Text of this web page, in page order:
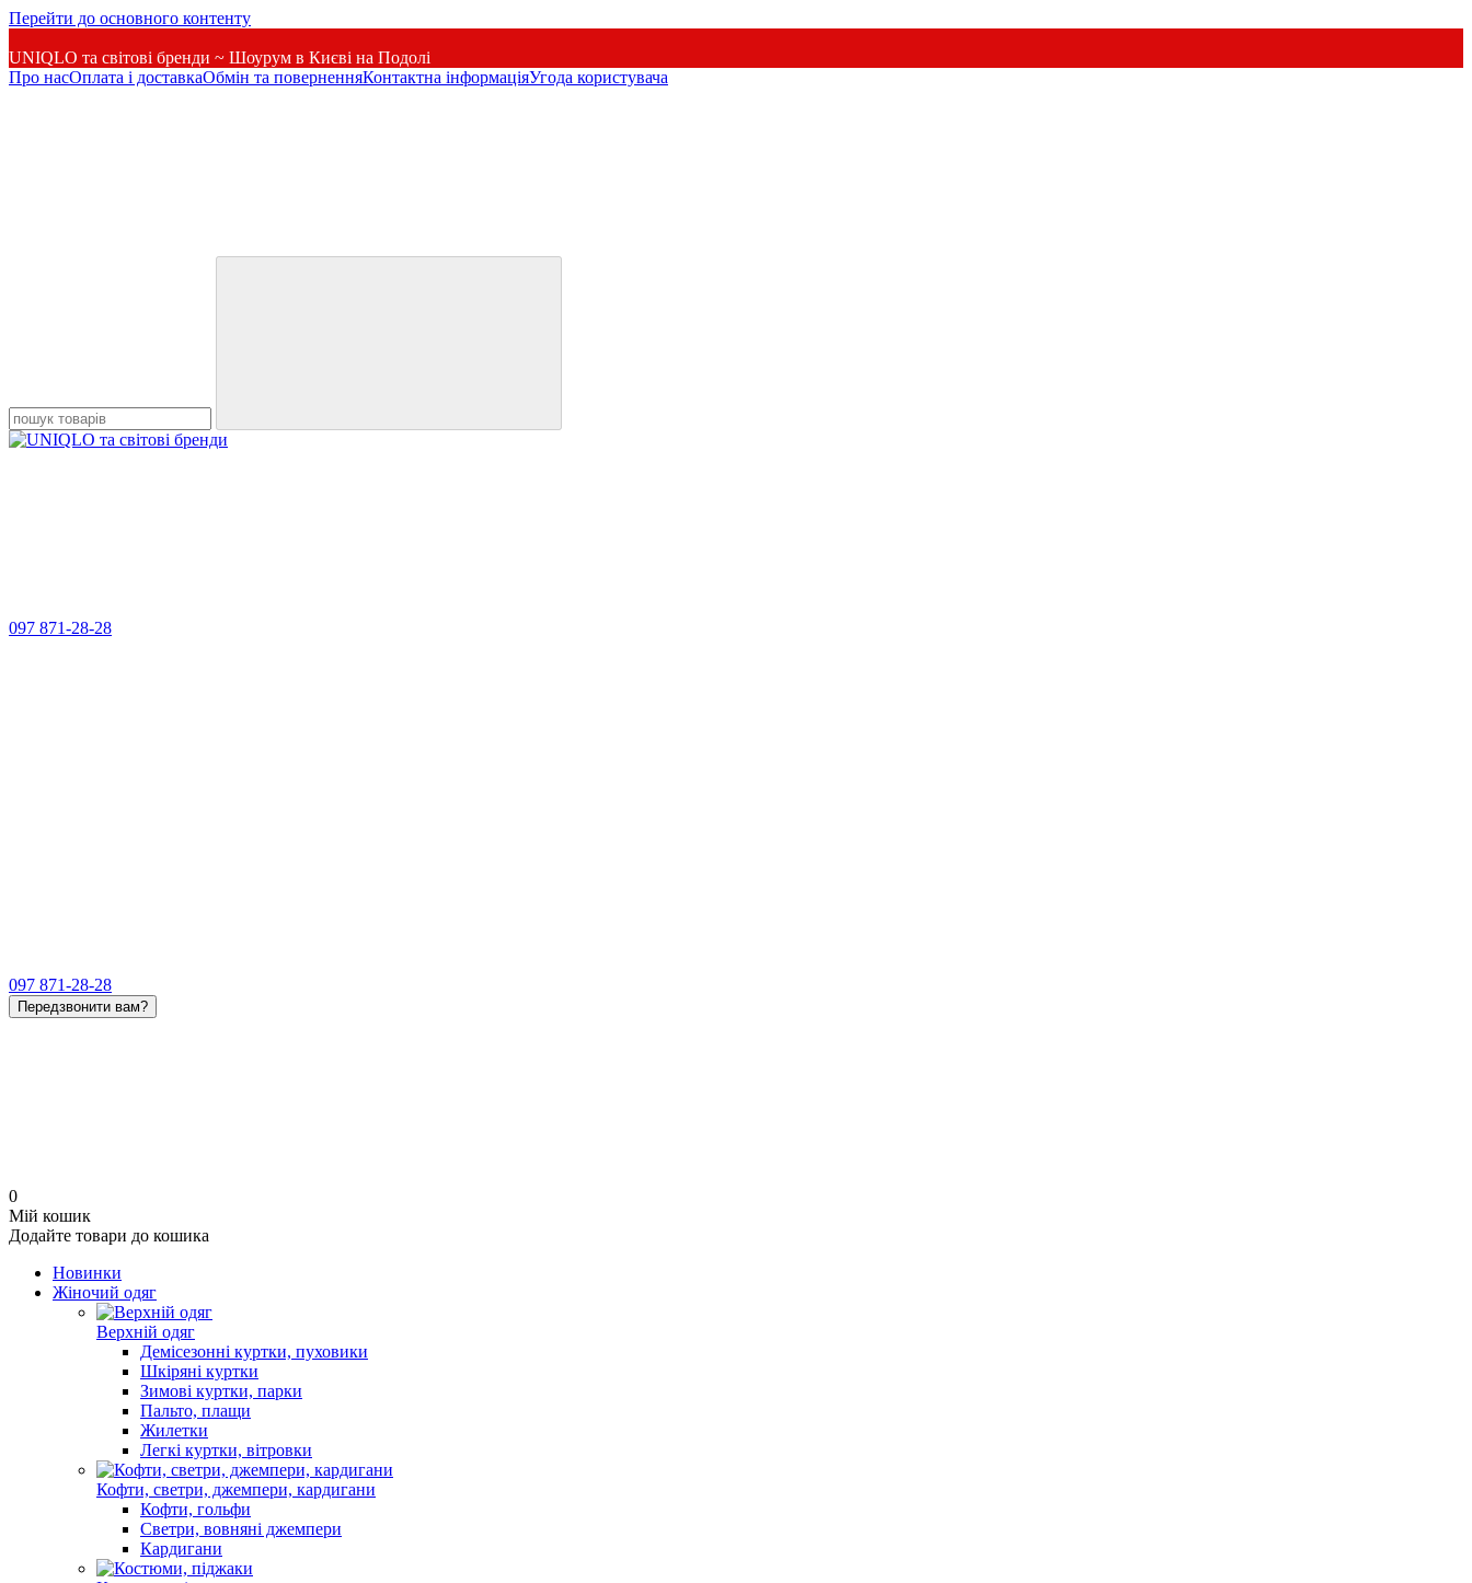
Перейти до основного контенту
UNIQLO та світові бренди ~ Шоурум в Києві на Подолі
Про насОплата і доставкаОбмін та поверненняКонтактна інформаціяУгода користувача
097 871-28-28
097 871-28-28
Передзвонити вам?
0
Мій кошик
Додайте товари до кошика
Новинки
Жіночий одяг
Верхній одяг
Демісезонні куртки, пуховики
Шкіряні куртки
Зимові куртки, парки
Пальто, плащи
Жилетки
Легкі куртки, вітровки
Кофти, светри, джемпери, кардигани
Кофти, гольфи
Светри, вовняні джемпери
Кардигани